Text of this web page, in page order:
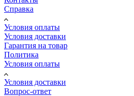
Справка
Условия оплаты
Условия доставки
Гарантия на товар
Политика
Условия оплаты
Условия доставки
Вопрос-ответ